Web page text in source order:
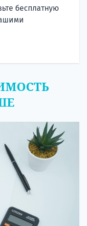
бесплатную